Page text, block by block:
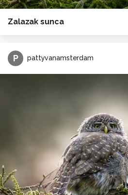
Zalazak sunca
P pattyvanamsterdam